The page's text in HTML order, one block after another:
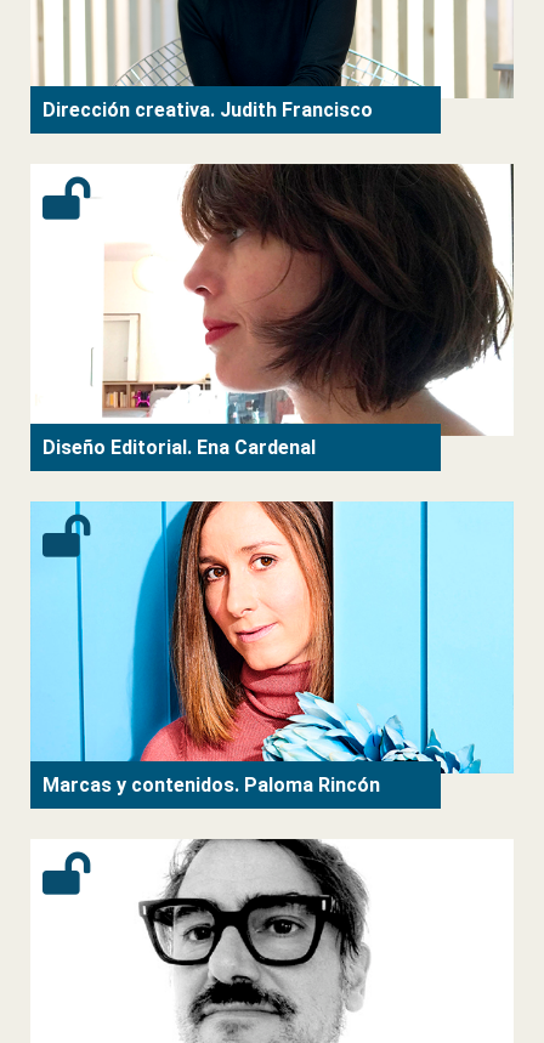
Dirección creativa. Judith Francisco
Diseño Editorial. Ena Cardenal
Marcas y contenidos. Paloma Rincón